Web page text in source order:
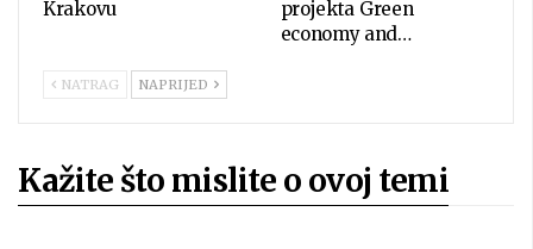
Krakovu
projekta Green
economy and…
NATRAG NAPRIJED
Kažite što mislite o ovoj temi